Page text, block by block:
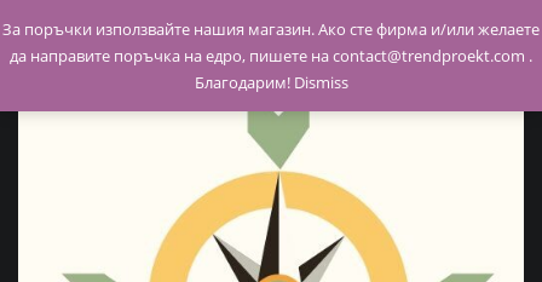
to
content
За поръчки използвайте нашия магазин. Ако сте фирма и/или желаете
да направите поръчка на едро, пишете на contact@trendproekt.com .
Благодарим! Dismiss